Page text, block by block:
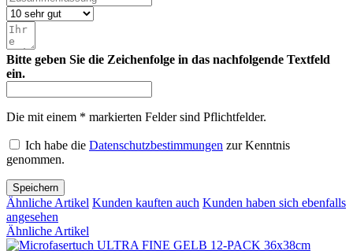
Bitte geben Sie die Zeichenfolge in das nachfolgende Textfeld
ein.
Die mit einem * markierten Felder sind Pflichtfelder.
Ich habe die Datenschutzbestimmungen zur Kenntnis
genommen.
Speichern
Ähnliche Artikel Kunden kauften auch Kunden haben sich ebenfalls
angesehen
Ähnliche Artikel